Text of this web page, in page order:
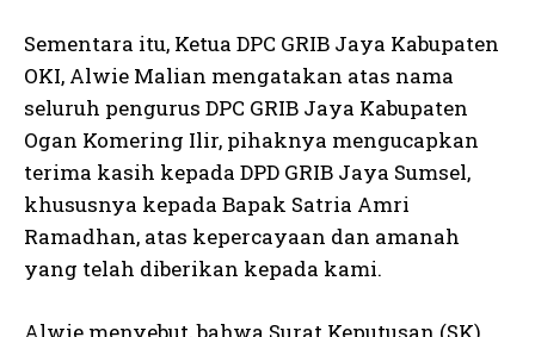
Sementara itu, Ketua DPC GRIB Jaya Kabupaten
OKI, Alwie Malian mengatakan atas nama
seluruh pengurus DPC GRIB Jaya Kabupaten
Ogan Komering Ilir, pihaknya mengucapkan
terima kasih kepada DPD GRIB Jaya Sumsel,
khususnya kepada Bapak Satria Amri
Ramadhan, atas kepercayaan dan amanah
yang telah diberikan kepada kami.